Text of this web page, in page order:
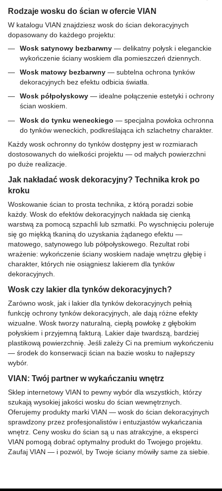
Rodzaje wosku do ścian w ofercie VIAN
W katalogu VIAN znajdziesz wosk do ścian dekoracyjnych
dopasowany do każdego projektu:
Wosk satynowy bezbarwny — delikatny połysk i eleganckie
wykończenie ściany woskiem dla pomieszczeń dziennych.
Wosk matowy bezbarwny — subtelna ochrona tynków
dekoracyjnych bez efektu odbicia światła.
Wosk półpołyskowy — idealne połączenie estetyki i ochrony
ścian woskiem.
Wosk do tynku weneckiego — specjalna powłoka ochronna
do tynków weneckich, podkreślająca ich szlachetny charakter.
Każdy wosk ochronny do tynków dostępny jest w rozmiarach
dostosowanych do wielkości projektu — od małych powierzchni
po duże realizacje.
Jak nakładać wosk dekoracyjny? Technika krok po
kroku
Woskowanie ścian to prosta technika, z którą poradzi sobie
każdy. Wosk do efektów dekoracyjnych nakłada się cienką
warstwą za pomocą szpachli lub szmatki. Po wyschnięciu poleruje
się go miękką tkaniną do uzyskania żądanego efektu —
matowego, satynowego lub półpołyskowego. Rezultat robi
wrażenie: wykończenie ściany woskiem nadaje wnętrzu głębię i
charakter, których nie osiągniesz lakierem dla tynków
dekoracyjnych.
Wosk czy lakier dla tynków dekoracyjnych?
Zarówno wosk, jak i lakier dla tynków dekoracyjnych pełnią
funkcję ochrony tynków dekoracyjnych, ale dają różne efekty
wizualne. Wosk tworzy naturalną, ciepłą powłokę z głębokim
połyskiem i przyjemną fakturą. Lakier daje twardszą, bardziej
plastikową powierzchnię. Jeśli zależy Ci na premium wykończeniu
— środek do konserwacji ścian na bazie wosku to najlepszy
wybór.
VIAN: Twój partner w wykańczaniu wnętrz
Sklep internetowy VIAN to pewny wybór dla wszystkich, którzy
szukają wysokiej jakości wosku do ścian wewnętrznych.
Oferujemy produkty marki VIAN — wosk do ścian dekoracyjnych
sprawdzony przez profesjonalistów i entuzjastów wykańczania
wnętrz. Ceny wosku do ścian są u nas atrakcyjne, a eksperci
VIAN pomogą dobrać optymalny produkt do Twojego projektu.
Zaufaj VIAN — i pozwól, by Twoje ściany mówiły same za siebie.